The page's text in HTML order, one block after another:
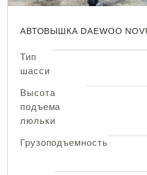
АВТОВЫШКА DAEWOO
Тип
шасси
Высота
подъема
люльки
Грузоподъемность